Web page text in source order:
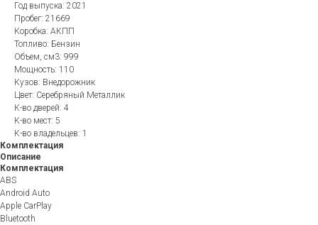
Год выпуска: 2021
Пробег: 21669
Коробка: АКПП
Топливо: Бензин
Объем, см3: 999
Мощность: 110
Кузов: Внедорожник
Цвет: Серебряный Металлик
К-во дверей: 4
К-во мест: 5
К-во владельцев: 1
Комплектация
Описание
Комплектация
ABS
Android Auto
Apple CarPlay
Bluetooth